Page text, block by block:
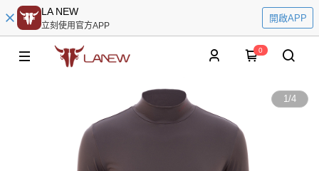
LA NEW
立刻使用官方APP
開啟APP
0
1/4